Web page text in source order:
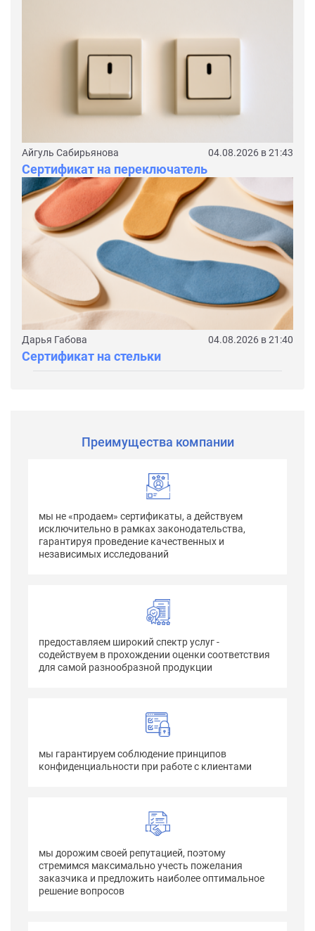
Айгуль Сабирьянова 04.08.2026 в 21:43
Сертификат на переключатель
Дарья Габова 04.08.2026 в 21:40
Сертификат на стельки
Преимущества компании
мы не «продаем» сертификаты, а действуем
исключительно в рамках законодательства,
гарантируя проведение качественных и
независимых исследований
предоставляем широкий спектр услуг -
содействуем в прохождении оценки соответствия
для самой разнообразной продукции
мы гарантируем соблюдение принципов
конфиденциальности при работе с клиентами
мы дорожим своей репутацией, поэтому
стремимся максимально учесть пожелания
заказчика и предложить наиболее оптимальное
решение вопросов